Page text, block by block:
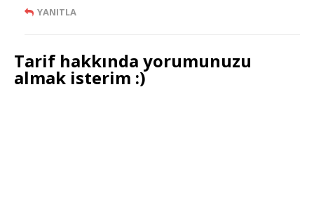
YANITLA
Tarif hakkında yorumunuzu
almak isterim :)